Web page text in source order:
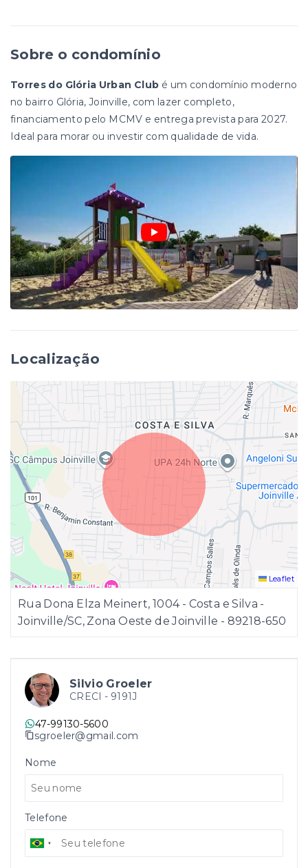
Silvio Groeler
CRECI - 9191J
47-99130-5600
sgroeler@gmail.com
Nome
Telefone
Sobre o condomínio
Torres do Glória Urban Club é um condomínio moderno
no bairro Glória, Joinville, com lazer completo,
financiamento pelo MCMV e entrega prevista para 2027.
Ideal para morar ou investir com qualidade de vida.
Localização
Leaflet
Rua Dona Elza Meinert, 1004 - Costa e Silva -
Joinville/SC, Zona Oeste de Joinville - 89218-650